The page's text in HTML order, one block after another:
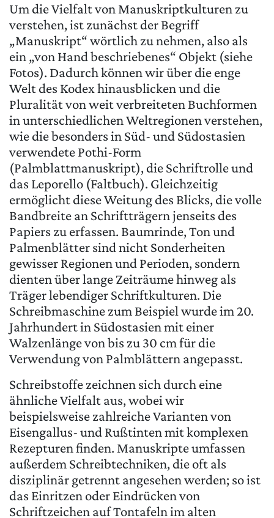
Um die Vielfalt von Manuskriptkulturen zu
verstehen, ist zunächst der Begriff
„Manuskript“ wörtlich zu nehmen, also als
ein „von Hand beschriebenes“ Objekt (siehe
Fotos). Dadurch können wir über die enge
Welt des Kodex hinausblicken und die
Pluralität von weit verbreiteten Buchformen
in unterschiedlichen Weltregionen verstehen,
wie die besonders in Süd- und Südostasien
verwendete Pothi-Form
(Palmblattmanuskript), die Schriftrolle und
das Leporello (Faltbuch). Gleichzeitig
ermöglicht diese Weitung des Blicks, die volle
Bandbreite an Schriftträgern jenseits des
Papiers zu erfassen. Baumrinde, Ton und
Palmenblätter sind nicht Sonderheiten
gewisser Regionen und Perioden, sondern
dienten über lange Zeiträume hinweg als
Träger lebendiger Schriftkulturen. Die
Schreibmaschine zum Beispiel wurde im 20.
Jahrhundert in Südostasien mit einer
Walzenlänge von bis zu 30 cm für die
Verwendung von Palmblättern angepasst.
Schreibstoffe zeichnen sich durch eine
ähnliche Vielfalt aus, wobei wir
beispielsweise zahlreiche Varianten von
Eisengallus- und Rußtinten mit komplexen
Rezepturen finden. Manuskripte umfassen
außerdem Schreibtechniken, die oft als
disziplinär getrennt angesehen werden; so ist
das Einritzen oder Eindrücken von
Schriftzeichen auf Tontafeln im alten